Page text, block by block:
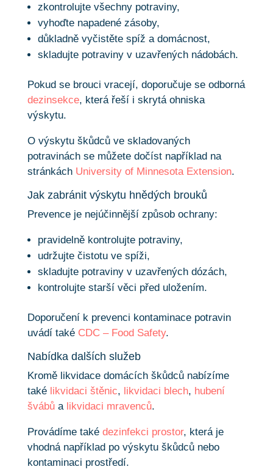
zkontrolujte všechny potraviny,
vyhoďte napadené zásoby,
důkladně vyčistěte spíž a domácnost,
skladujte potraviny v uzavřených nádobách.
Pokud se brouci vracejí, doporučuje se odborná
dezinsekce, která řeší i skrytá ohniska
výskytu.
O výskytu škůdců ve skladovaných
potravinách se můžete dočíst například na
stránkách University of Minnesota Extension.
Jak zabránit výskytu hnědých brouků
Prevence je nejúčinnější způsob ochrany:
pravidelně kontrolujte potraviny,
udržujte čistotu ve spíži,
skladujte potraviny v uzavřených dózách,
kontrolujte starší věci před uložením.
Doporučení k prevenci kontaminace potravin
uvádí také CDC – Food Safety.
Nabídka dalších služeb
Kromě likvidace domácích škůdců nabízíme
také likvidaci štěnic, likvidaci blech, hubení
švábůa likvidaci mravenců.
Provádíme také dezinfekci prostor, která je
vhodná například po výskytu škůdců nebo
kontaminaci prostředí.